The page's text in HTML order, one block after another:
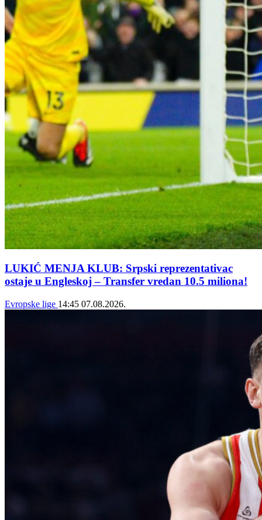
LUKIĆ MENJA KLUB: Srpski reprezentativac
ostaje u Engleskoj – Transfer vredan 10.5 miliona!
Evropske lige 14:45 07.08.2026.